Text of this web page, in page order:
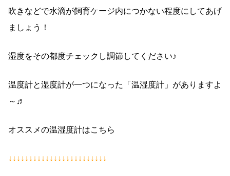
吹きなどで水滴が飼育ケージ内につかない程度にしてあげ
ましょう！
湿度をその都度チェックし調節してください♪
温度計と湿度計が一つになった「温湿度計」がありますよ
～♬
オススメの温湿度計はこちら
↓↓↓↓↓↓↓↓↓↓↓↓↓↓↓↓↓↓↓↓↓↓↓↓